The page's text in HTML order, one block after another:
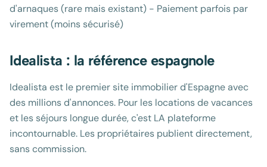
d'arnaques (rare mais existant) - Paiement parfois par
virement (moins sécurisé)
Idealista : la référence espagnole
Idealista est le premier site immobilier d'Espagne avec
des millions d'annonces. Pour les locations de vacances
et les séjours longue durée, c'est LA plateforme
incontournable. Les propriétaires publient directement,
sans commission.